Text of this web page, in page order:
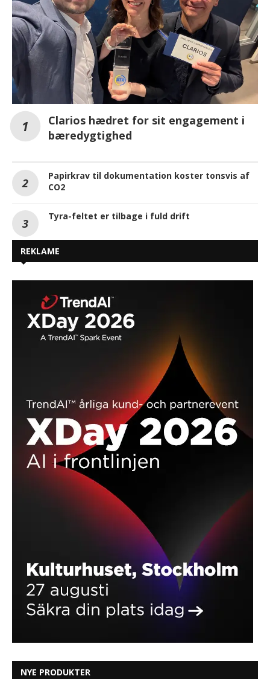
Clarios hædret for sit engagement i
bæredygtighed
Papirkrav til dokumentation koster tonsvis af
CO2
Tyra-feltet er tilbage i fuld drift
REKLAME
NYE PRODUKTER